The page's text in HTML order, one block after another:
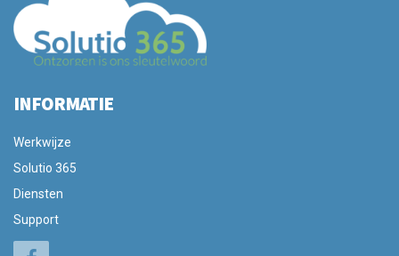
INFORMATIE
Werkwijze
Solutio 365
Diensten
Support